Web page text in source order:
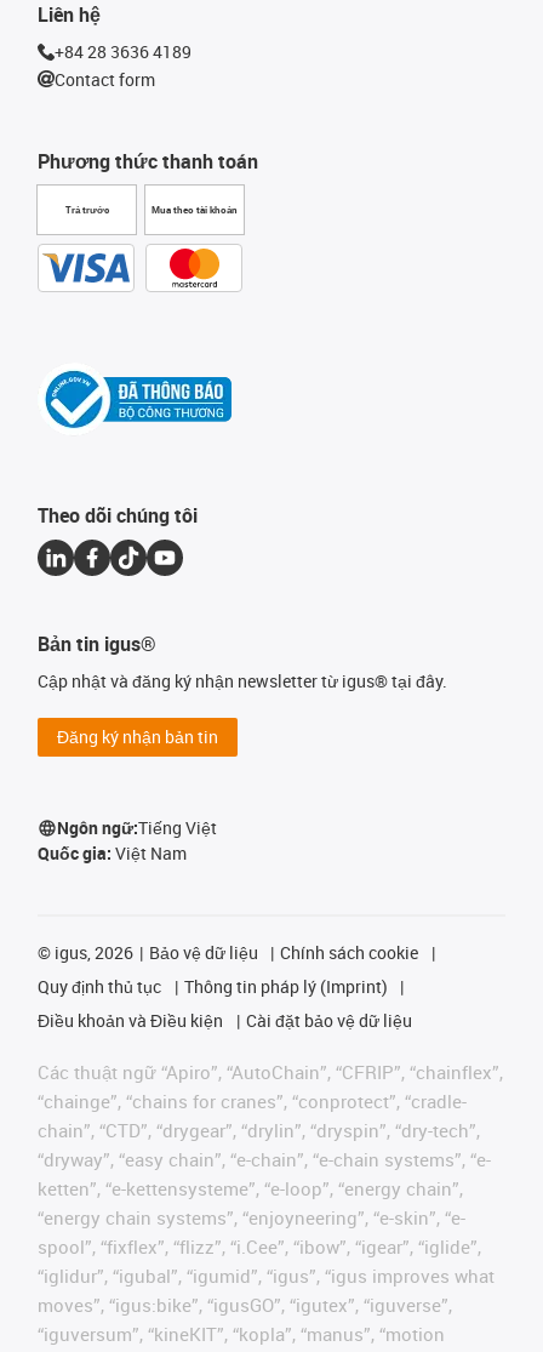
Phương thức thanh toán
Trả trước Mua theo tài khoản
Liên hệ
+84 28 3636 4189
Contact form
Theo dõi chúng tôi
Bản tin igus®
Cập nhật và đăng ký nhận newsletter từ igus® tại đây.
Đăng ký nhận bản tin
Ngôn ngữ:Tiếng Việt
Quốc gia: Việt Nam
© igus, 2026 Bảo vệ dữ liệu
Chính sách cookie
Quy định thủ tục
Thông tin pháp lý (Imprint)
Điều khoản và Điều kiện
Cài đặt bảo vệ dữ liệu
Các thuật ngữ “Apiro”, “AutoChain”, “CFRIP”, “chainflex”,
“chainge”, “chains for cranes”, “conprotect”, “cradle-
chain”, “CTD”, “drygear”, “drylin”, “dryspin”, “dry-tech”,
“dryway”, “easy chain”, “e-chain”, “e-chain systems”, “e-
ketten”, “e-kettensysteme”, “e-loop”, “energy chain”,
“energy chain systems”, “enjoyneering”, “e-skin”, “e-
spool”, “fixflex”, “flizz”, “i.Cee”, “ibow”, “igear”, “iglide”,
“iglidur”, “igubal”, “igumid”, “igus”, “igus improves what
moves”, “igus:bike”, “igusGO”, “igutex”, “iguverse”,
“iguversum”, “kineKIT”, “kopla”, “manus”, “motion